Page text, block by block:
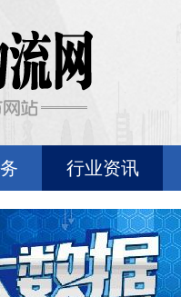
行业资讯